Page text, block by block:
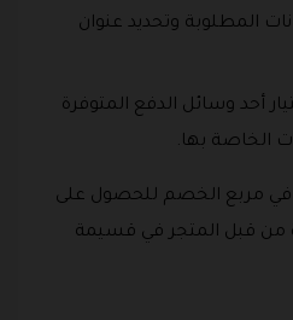
المطلوبة وتحديد عنوان
أحد وسائل الدفع المتوفرة
الخاصة بها.
مربع الخصم للحصول على
من قبل المتجر في قسيمة